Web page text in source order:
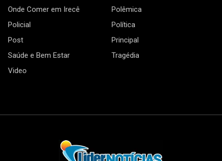
Onde Comer em Irecê
Polêmica
Policial
Política
Post
Principal
Saúde e Bem Estar
Tragédia
Video